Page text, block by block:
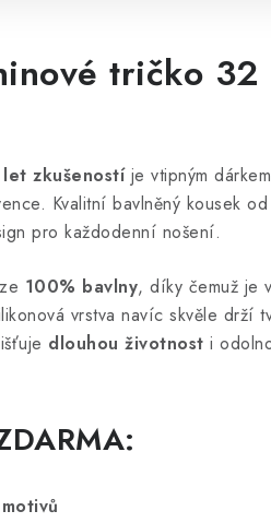
tričko 32
zkušeností je vtipným
Kvalitní bavlněný kousek
pro každodenní nošení.
100% bavlny, díky čemuž je
vrstva navíc skvěle drží
dlouhou životnost i